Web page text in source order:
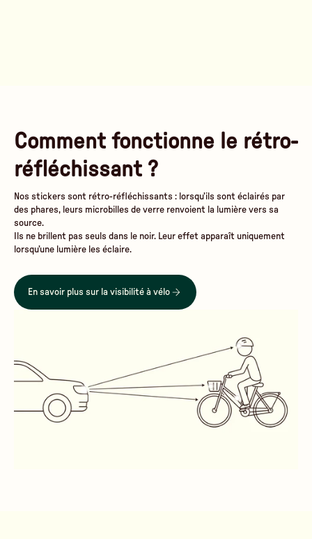
Comment fonctionne le rétro-
réfléchissant ?
Nos stickers sont rétro-réfléchissants : lorsqu’ils sont éclairés par
des phares, leurs microbilles de verre renvoient la lumière vers sa
source.
Ils ne brillent pas seuls dans le noir. Leur effet apparaît uniquement
lorsqu’une lumière les éclaire.
En savoir plus sur la visibilité à vélo